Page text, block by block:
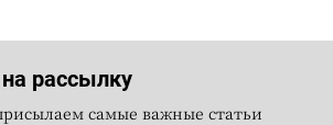
рассылку
самые важные статьи